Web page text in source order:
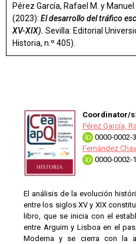
Pérez García, Rafael M. y
(2023): El desarrollo del tráfico
XV-XIX). Sevilla: Editorial
Historia, n.º 405).
Coordinator/s:
Pérez García,
0000-0002-
Fernández
0000-0002-
El análisis de la evolución
entre los siglos XV y XIX
libro, que se inicia con el
entre Arguim y Lisboa en el
Moderna y se cierra con la